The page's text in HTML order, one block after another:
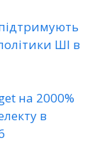
ШІ в
на 2000%
в